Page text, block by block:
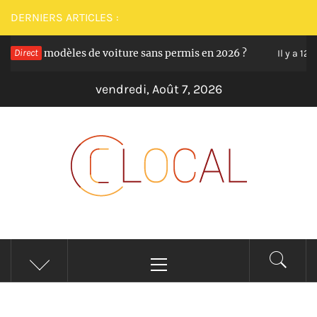
Passer
au
contenu
DERNIERS ARTICLES :
Direct
modèles de voiture sans permis en 2026 ? Il y a 12 mois
vendredi, Août 7, 2026
CLOCAL
De la proximité dans vos services
principal